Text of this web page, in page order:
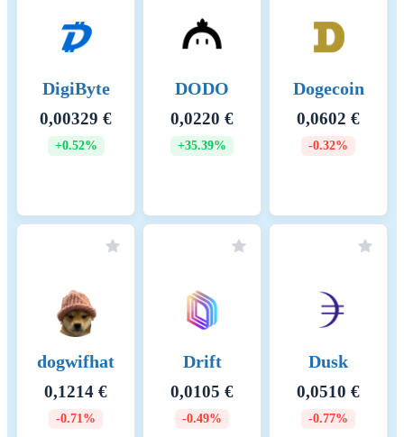
DigiByte
0,00329 €
+0.52%
DODO
0,0220 €
+35.39%
Dogecoin
0,0602 €
-0.32%
dogwifhat
0,1214 €
-0.71%
Drift
0,0105 €
-0.49%
Dusk
0,0510 €
-0.77%